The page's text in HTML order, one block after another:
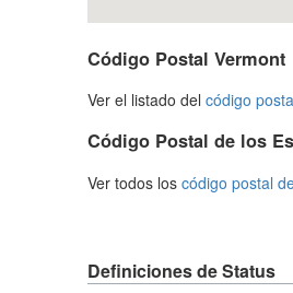
Código Postal Vermont
Ver el listado del código
Código Postal de los
Ver todos los código postal
Definiciones de Status